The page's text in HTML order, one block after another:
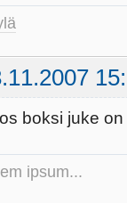
boksi juke
ipsum...